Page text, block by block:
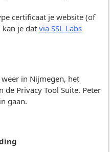
certificaat je website (of
kan je dat via SSL Labs
in Nijmegen, het
de Privacy Tool Suite. Peter
gaan.